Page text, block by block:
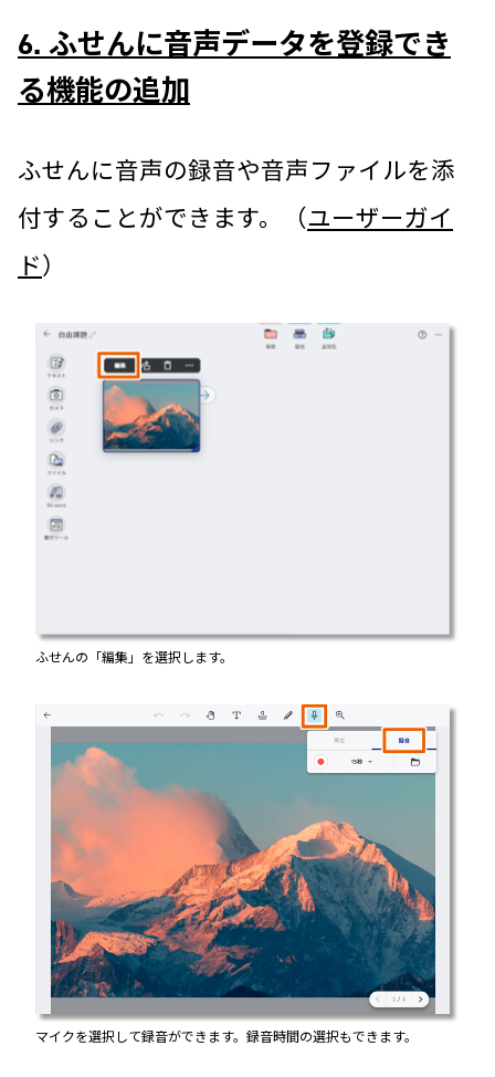
6. ふせんに音声データを登録でき
る機能の追加
ふせんに音声の録音や音声ファイルを添
付することができます。（ユーザーガイ
ド）
ふせんの「編集」を選択します。
マイクを選択して録音ができます。録音時間の選択もできます。